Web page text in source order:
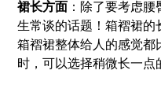
裙长方面 ：除了要考虑
生常谈的话题！箱褶裙的
箱褶裙整体给人的感觉
时，可以选择稍微长一点